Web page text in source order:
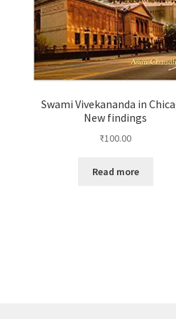
Swami Vivekananda in
New findings
₹100.00
Read more